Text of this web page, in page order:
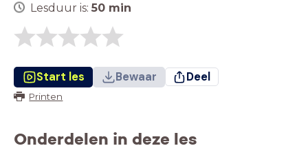
Lesduur is: 50 min
Start les Bewaar Deel
Printen
Onderdelen in deze les